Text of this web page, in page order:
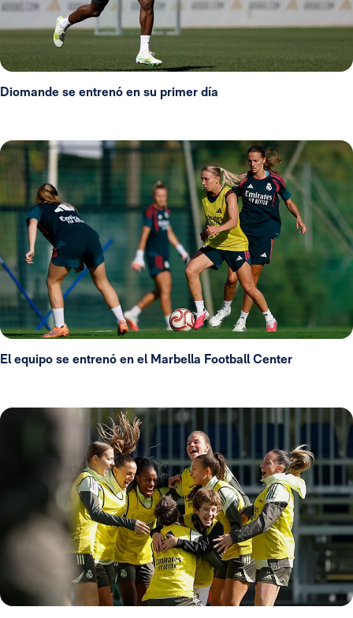
Diomande se entrenó en su primer día
El equipo se entrenó en el Marbella Football Center